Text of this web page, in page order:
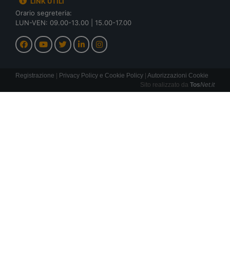
Orario segreteria:
LUN-VEN: 09.00-13.00 | 15.00-17.00
Registrazione | Privacy Policy e Cookie Policy | Autorizzazioni Cookie
Sito realizzato da TosNet.it